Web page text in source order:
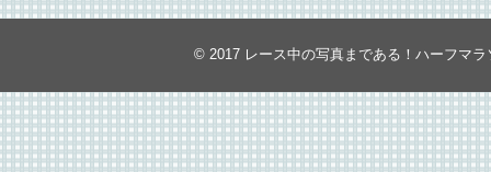
© 2017 レース中の写真まである！ハーフマ